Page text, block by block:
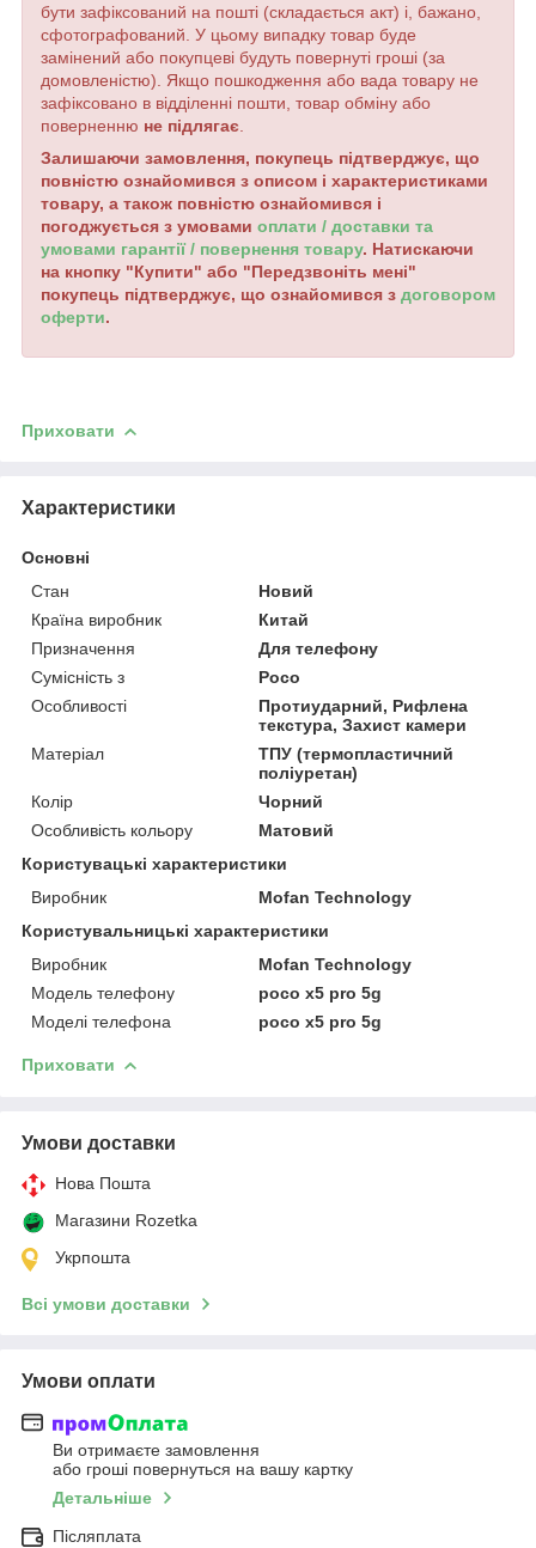
бути зафіксований на пошті (складається акт) і, бажано,
сфотографований. У цьому випадку товар буде
замінений або покупцеві будуть повернуті гроші (за
домовленістю). Якщо пошкодження або вада товару не
зафіксовано в відділенні пошти, товар обміну або
поверненню не підлягає
Залишаючи замовлення, покупець підтверджує, що
повністю ознайомився з описом і характеристиками
товару, а також повністю ознайомився і
погоджується з умовами оплати / доставки та
умовами гарантії / повернення товару. Натискаючи
на кнопку "Купити" або "Передзвоніть мені"
покупець підтверджує, що ознайомився з договором
оферти.
Приховати
Характеристики
Основні
Стан
Новий
Країна виробник
Китай
Призначення
Для телефону
Сумісність з
Poco
Особливості
Протиударний, Рифлена
текстура, Захист камери
Матеріал
ТПУ (термопластичний
поліуретан)
Колір
Чорний
Особливість кольору
Матовий
Користувацькi характеристики
Виробник
Mofan Technology
Користувальницькі характеристики
Виробник
Mofan Technology
Модель телефону
poco x5 pro 5g
Моделі телефона
poco x5 pro 5g
Приховати
Умови доставки
Нова Пошта
Магазини Rozetka
Укрпошта
Всі умови доставки
Умови оплати
Ви отримаєте замовлення
або гроші повернуться на вашу картку
Детальніше
Післяплата